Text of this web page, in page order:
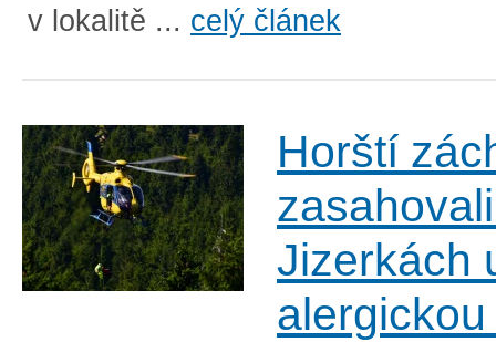
v lokalitě ... celý článek
Horští
Jizerkách